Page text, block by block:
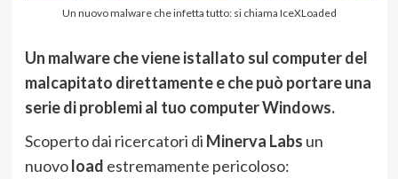
Un nuovo malware che infetta tutto: si chiama IceXLoaded
Un malware che viene istallato sul computer del
malcapitato direttamente e che può portare una
serie di problemi al tuo computer Windows.
Scoperto dai ricercatori di Minerva Labs un
nuovoload estremamente pericoloso: